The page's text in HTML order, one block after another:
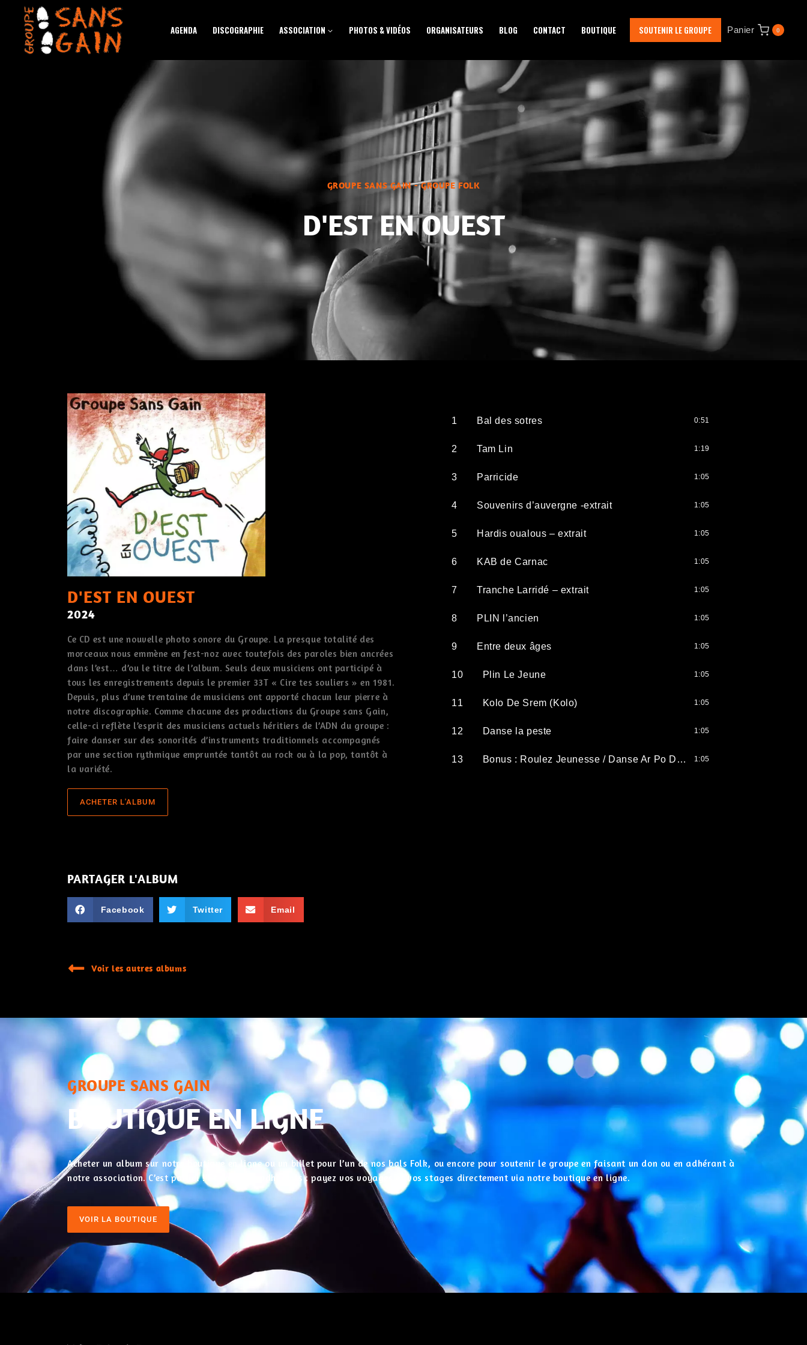
AGENDA DISCOGRAPHIE ASSOCIATION PHOTOS & VIDÉOS ORGANISATEURS BLOG CONTACT BOUTIQUE SOUTENIR LE GROUPE Panier 0
GROUPE SANS GAIN - GROUPE FOLK
D'EST EN OUEST
D'EST EN OUEST
2024
Ce CD est une nouvelle photo sonore du Groupe. La presque totalité des
morceaux nous emmène en fest-noz avec toutefois des paroles bien ancrées
dans l’est… d’ou le titre de l’album. Seuls deux musiciens ont participé à
tous les enregistrements depuis le premier 33T « Cire tes souliers » en 1981.
Depuis, plus d’une trentaine de musiciens ont apporté chacun leur pierre à
notre discographie. Comme chacune des productions du Groupe sans Gain,
celle-ci reflète l’esprit des musiciens actuels héritiers de l’ADN du groupe :
faire danser sur des sonorités d’instruments traditionnels accompagnés
par une section rythmique empruntée tantôt au rock ou à la pop, tantôt à
la variété.
ACHETER L'ALBUM
PARTAGER L'ALBUM
Facebook Twitter Email
Voir les autres albums
1 Bal des sotres 0:51
2 Tam Lin 1:19
3 Parricide 1:05
4 Souvenirs d’auvergne -extrait 1:05
5 Hardis oualous – extrait 1:05
6 KAB de Carnac 1:05
7 Tranche Larridé – extrait 1:05
8 PLIN l’ancien 1:05
9 Entre deux âges 1:05
10 Plin Le Jeune 1:05
11 Kolo De Srem (Kolo) 1:05
12 Danse la peste 1:05
13 Bonus : Roulez Jeunesse / Danse Ar Po Doufer (Gavotte Retournee) 1:05
GROUPE SANS GAIN
BOUTIQUE EN LIGNE
Acheter un album sur notre boutique en ligne ou un billet pour l’un de nos bals Folk, ou encore pour soutenir le groupe en faisant un don ou en adhérant à
notre association. C’est par ici ! Et pour nos adhérents : payez vos voyages et vos stages directement via notre boutique en ligne.
VOIR LA BOUTIQUE